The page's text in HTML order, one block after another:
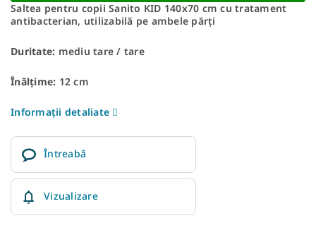
Saltea pentru copii Sanito KID 140x70 cm cu tratament
antibacterian, utilizabilă pe ambele părți
Duritate: mediu tare / tare
Înălțime: 12 cm
Informaţii detaliate
Întreabă
Vizualizare